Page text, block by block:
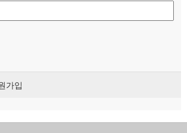
가입